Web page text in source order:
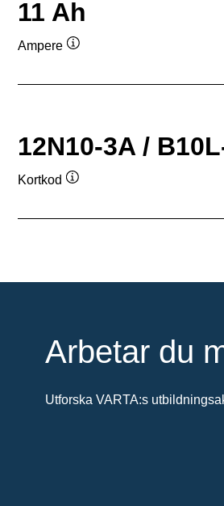
11 Ah
Ampere
12N10-3A /
Kortkod
Arbetar du
Utforska VARTA:s